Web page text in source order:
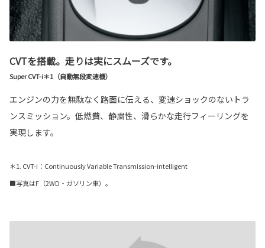
CVTを搭載。走りは実にスムーズです。
Super CVT-i＊1（自動無段変速機）
エンジンの力を無駄なく路面に伝える、変速ショックのないトラ
ンスミッション。低燃費、静粛性、滑らかな走行フィーリングを
実現します。
＊1. CVT-i：Continuously Variable Transmission-intelligent
■写真はF（2WD・ガソリン車）。